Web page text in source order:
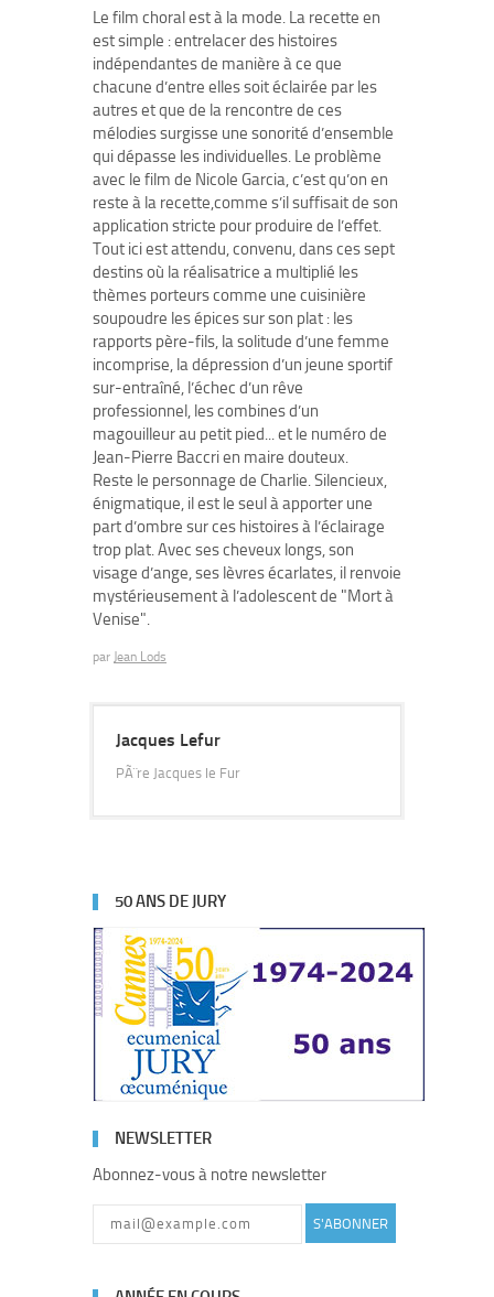
Le film choral est à la mode. La recette en
est simple : entrelacer des histoires
indépendantes de manière à ce que
chacune d’entre elles soit éclairée par les
autres et que de la rencontre de ces
mélodies surgisse une sonorité d’ensemble
qui dépasse les individuelles. Le problème
avec le film de Nicole Garcia, c’est qu’on en
reste à la recette,comme s’il suffisait de son
application stricte pour produire de l’effet.
Tout ici est attendu, convenu, dans ces sept
destins où la réalisatrice a multiplié les
thèmes porteurs comme une cuisinière
soupoudre les épices sur son plat : les
rapports père-fils, la solitude d’une femme
incomprise, la dépression d’un jeune sportif
sur-entraîné, l’échec d’un rêve
professionnel, les combines d’un
magouilleur au petit pied... et le numéro de
Jean-Pierre Baccri en maire douteux.
Reste le personnage de Charlie. Silencieux,
énigmatique, il est le seul à apporter une
part d’ombre sur ces histoires à l’éclairage
trop plat. Avec ses cheveux longs, son
visage d’ange, ses lèvres écarlates, il renvoie
mystérieusement à l’adolescent de "Mort à
Venise".
par Jean Lods
Jacques Lefur
PÃ¨re Jacques le Fur
50 ANS DE JURY
NEWSLETTER
Abonnez-vous à notre newsletter
S'ABONNER